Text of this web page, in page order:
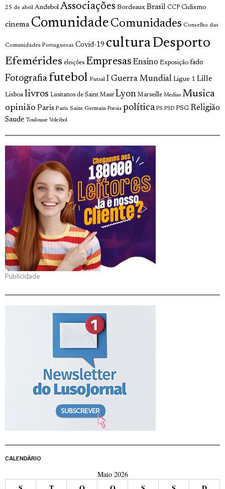
25 de abril Andebol Associações Bordeaux Brasil CCP Ciclismo
cinema Comunidade Comunidades Conselho das
Comunidades Portuguesas Covid-19 culturaDesporto
Efemérides eleições Empresas Ensino Exposição fado
Fotografia futebol Futsal I Guerra Mundial Ligue 1 Lille
Lisboa livros Lusitanos de Saint Maur Lyon Marseille Medias Musica
opinião Paris Paris Saint Germain Poesia política PS PSD PSG Religião
Saude Toulouse Voleibol
Publicidade
CALENDÁRIO
Maio 2026